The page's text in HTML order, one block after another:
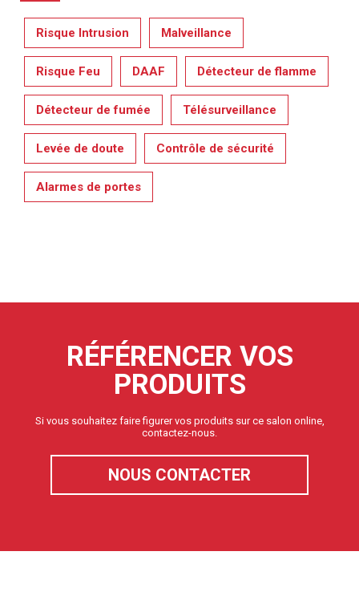
Risque Intrusion Malveillance
Risque Feu DAAF Détecteur de flamme
Détecteur de fumée Télésurveillance
Levée de doute Contrôle de sécurité
Alarmes de portes
RÉFÉRENCER VOS
PRODUITS
Si vous souhaitez faire figurer vos produits sur ce salon online,
contactez-nous.
NOUS CONTACTER